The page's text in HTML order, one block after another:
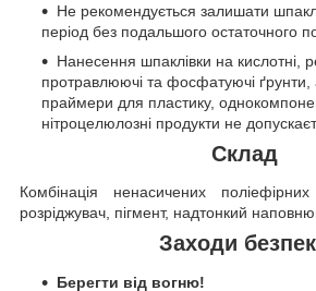
Не рекомендується залишати
період без подальшого остаточного
Нанесення шпаклівки на кислотні,
протравлюючі та фосфатуючі ґрунти,
праймери для пластику,
нітроцелюлозні продукти не
Склад
Комбінація ненасичених
розріджувач, пігмент, надтонкий
Заходи
Берегти від вогню!